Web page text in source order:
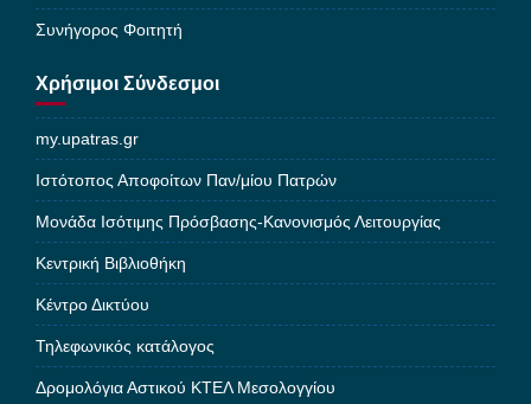
Συνήγορος Φοιτητή
Χρήσιμοι Σύνδεσμοι
my.upatras.gr
Ιστότοπος Αποφοίτων Παν/μίου Πατρών
Μονάδα Ισότιμης Πρόσβασης-Κανονισμός Λειτουργίας
Κεντρική Βιβλιοθήκη
Κέντρο Δικτύου
Τηλεφωνικός κατάλογος
Δρομολόγια Αστικού ΚΤΕΛ Μεσολογγίου